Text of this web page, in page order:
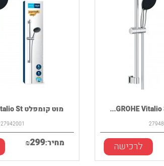
מוט קומפלט GROHE Vitalio St...
27942001
מחיר: ₪299 לרכישה